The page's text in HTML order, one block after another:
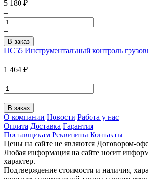
5 180 ₽
–
+
ПС55 Инструментальный контроль
1 464 ₽
–
+
О компании Новости Работа у нас
Оплата Доставка Гарантия
Поставщикам Реквизиты Контакты
Цены на сайте не являются Договором-
Любая информация на сайте носит
характер.
Подтверждение стоимости и наличия,